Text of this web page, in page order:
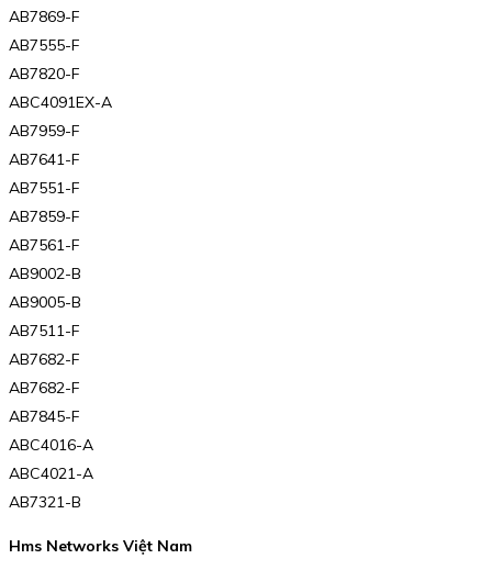
AB7869-F
AB7555-F
AB7820-F
ABC4091EX-A
AB7959-F
AB7641-F
AB7551-F
AB7859-F
AB7561-F
AB9002-B
AB9005-B
AB7511-F
AB7682-F
AB7682-F
AB7845-F
ABC4016-A
ABC4021-A
AB7321-B
Hms Networks Việt Nam